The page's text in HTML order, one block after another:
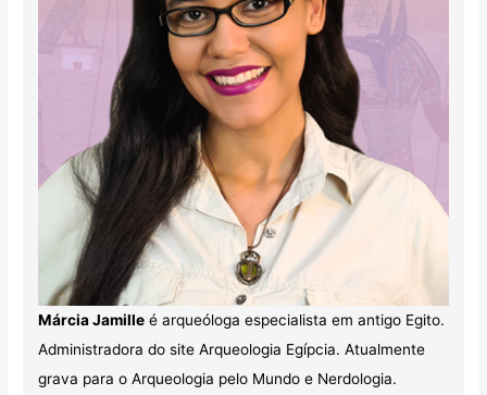
Márcia Jamilleé arqueóloga especialista em antigo Egito.
Administradora do site Arqueologia Egípcia. Atualmente
grava para o Arqueologia pelo Mundo e Nerdologia.